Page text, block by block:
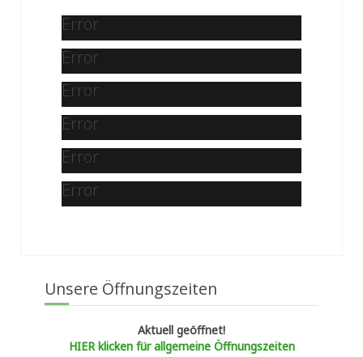
Error
Error
Error
Error
Error
Error
Unsere Öffnungszeiten
Aktuell geöffnet!
HIER klicken für allgemeine Öffnungszeiten